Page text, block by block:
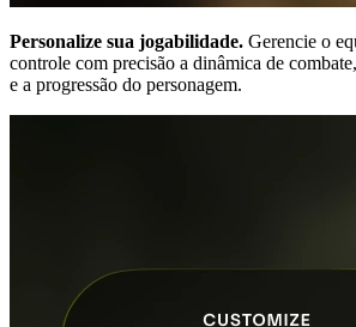
Personalize sua jogabilidade. Gerencie o
controle com precisão a dinâmica de
e a progressão do personagem.